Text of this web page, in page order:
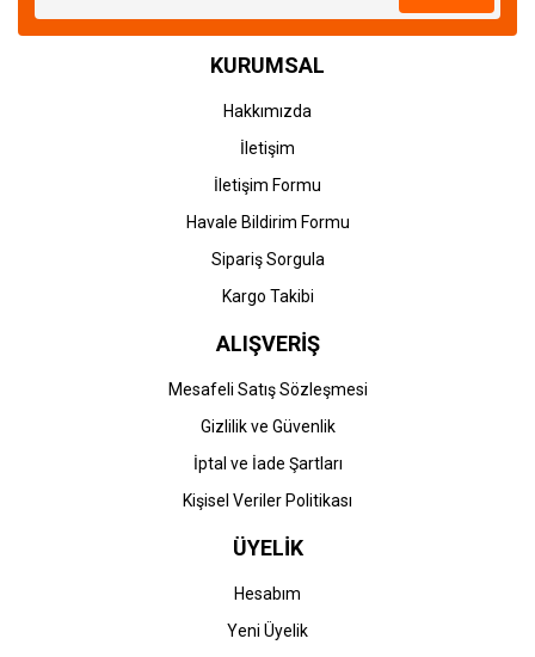
KURUMSAL
Hakkımızda
İletişim
İletişim Formu
Havale Bildirim Formu
Sipariş Sorgula
Kargo Takibi
ALIŞVERİŞ
Mesafeli Satış Sözleşmesi
Gizlilik ve Güvenlik
İptal ve İade Şartları
Kişisel Veriler Politikası
ÜYELİK
Hesabım
Yeni Üyelik